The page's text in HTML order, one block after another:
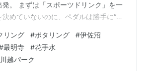
発。 まずは「スポーツドリンク」を一
めていないのに、ペダルは勝手に“い
は、広がる田園風景。ほとんどの田ん
、水面には若い苗が整然と並んでい
くは、稲の成長を見守りながら走る
リング #ポタリング #伊佐沼
最明寺 #花手水
越パーク